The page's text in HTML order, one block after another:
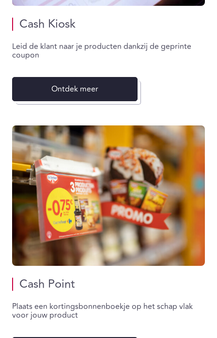
Cash Kiosk
Leid de klant naar je producten dankzij de geprinte
coupon
Ontdek meer
Cash Point
Plaats een kortingsbonnenboekje op het schap vlak
voor jouw product